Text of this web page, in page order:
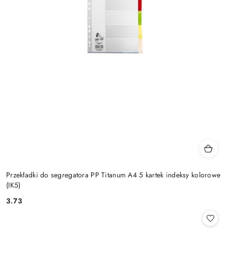
Przekładki do segregatora PP Titanum A4 5 kartek indeksy kolorowe
(IK5)
Cena:
3.73